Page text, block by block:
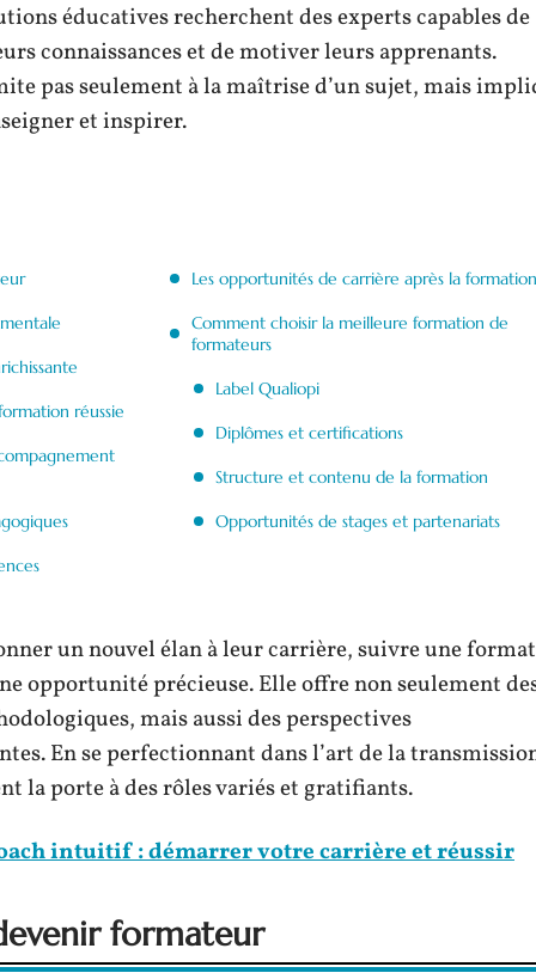
éducatives recherchent des experts capables de
connaissances et de motiver leurs apprenants.
pas seulement à la maîtrise d’un sujet, mais
et inspirer.
réussie
Les opportunités de carrière après la formation
Comment choisir la meilleure formation de
formateurs
Label Qualiopi
Diplômes et certifications
Structure et contenu de la formation
Opportunités de stages et partenariats
un nouvel élan à leur carrière, suivre une
opportunité précieuse. Elle offre non seulement
mais aussi des perspectives
En se perfectionnant dans l’art de la
la porte à des rôles variés et gratifiants.
intuitif : démarrer votre carrière et réussir
formateur